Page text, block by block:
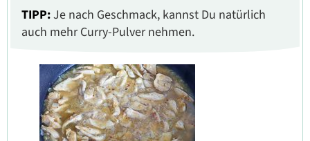
TIPP:Je nach Geschmack, kannst Du natürlich
auch mehr Curry-Pulver nehmen.